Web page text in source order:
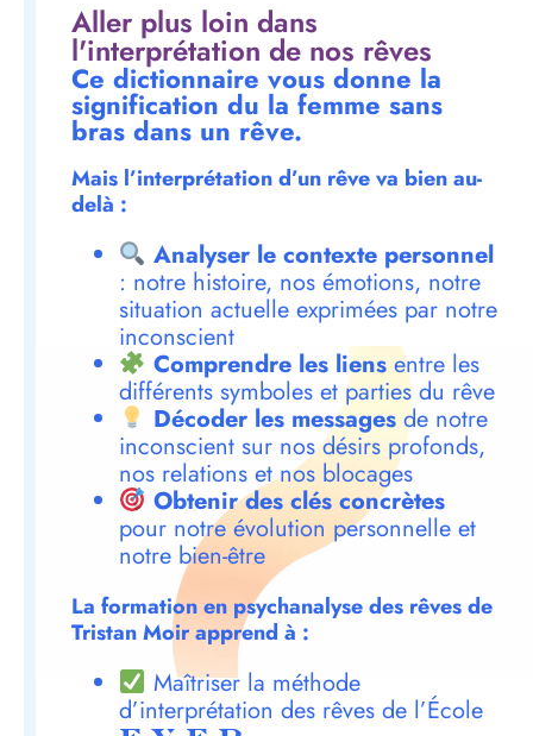
Aller plus loin dans
l'interprétation de nos rêves
Ce dictionnaire vous donne la
signification du la femme sans
bras dans un rêve.
Mais l’interprétation d’un rêve va bien au-
delà :
Analyser le contexte personnel
: notre histoire, nos émotions, notre
situation actuelle exprimées par notre
inconscient
Comprendre les liensentre les
différents symboles et parties du rêve
Décoder les messagesde notre
inconscient sur nos désirs profonds,
nos relations et nos blocages
Obtenir des clés concrètes
pour notre évolution personnelle et
notre bien-être
La formation en psychanalyse des rêves de
Tristan Moir apprend à :
Maîtriser la méthode
d’interprétation des rêves de l’École